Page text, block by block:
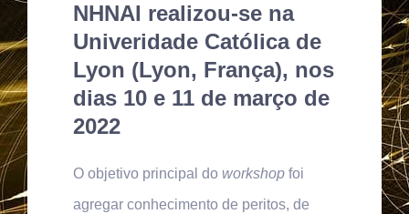
NHNAI realizou-se na
Univeridade Católica de
Lyon (Lyon, França), nos
dias 10 e 11 de março de
2022
O objetivo principal do workshopfoi
agregar conhecimento de peritos, de